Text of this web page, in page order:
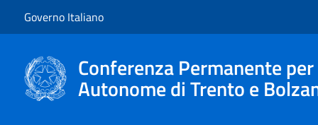
Governo Italiano
Conferenza Permanente
Autonome di Trento e